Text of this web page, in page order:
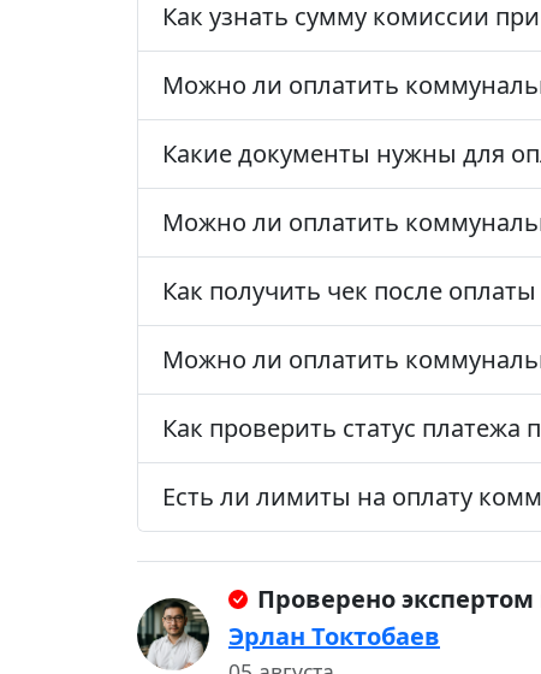
Как узнать сумму комиссии
Можно ли оплатить
Какие документы нужны для
Можно ли оплатить
Как получить чек после
Можно ли оплатить
Как проверить статус
Есть ли лимиты на оплату
Проверено
Эрлан Токтобаев